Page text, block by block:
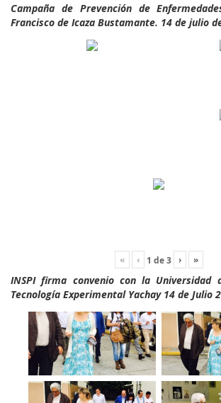
Campaña de Prevención de
Francisco de Icaza Bustamante. 14 de julio
« ‹ 1 de3 › »
INSPI firma convenio con la Universidad
Tecnología Experimental Yachay 14 de Julio